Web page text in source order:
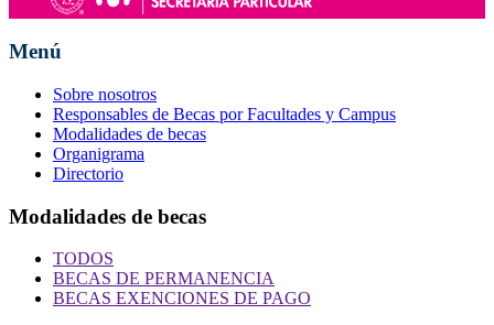
Menú
Sobre nosotros
Responsables de Becas por Facultades y Campus
Modalidades de becas
Organigrama
Directorio
Modalidades de becas
TODOS
BECAS DE PERMANENCIA
BECAS EXENCIONES DE PAGO